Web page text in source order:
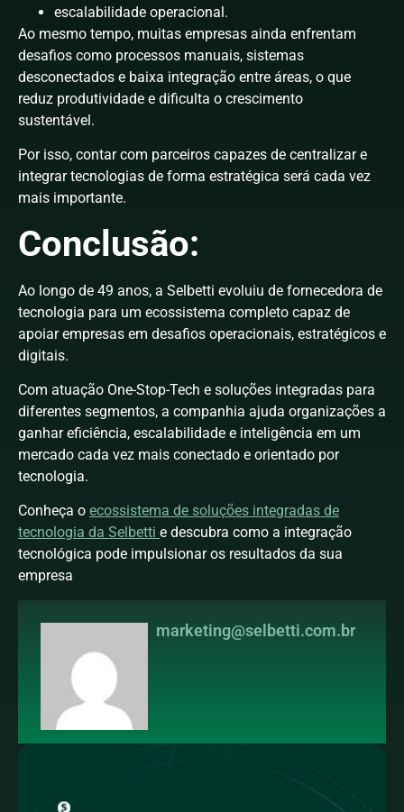
escalabilidade operacional.
Ao mesmo tempo, muitas empresas ainda enfrentam
desafios como processos manuais, sistemas
desconectados e baixa integração entre áreas, o que
reduz produtividade e dificulta o crescimento
sustentável.
Por isso, contar com parceiros capazes de centralizar e
integrar tecnologias de forma estratégica será cada vez
mais importante.
Conclusão:
Ao longo de 49 anos, a Selbetti evoluiu de fornecedora de
tecnologia para um ecossistema completo capaz de
apoiar empresas em desafios operacionais, estratégicos e
digitais.
Com atuação One-Stop-Tech e soluções integradas para
diferentes segmentos, a companhia ajuda organizações a
ganhar eficiência, escalabilidade e inteligência em um
mercado cada vez mais conectado e orientado por
tecnologia.
Conheça o ecossistema de soluções integradas de
tecnologia da Selbetti e descubra como a integração
tecnológica pode impulsionar os resultados da sua
empresa
marketing@selbetti.com.br